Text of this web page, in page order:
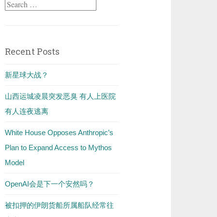
Search
Recent Posts
新星球大战？
山西运城凌晨突发恶臭 有人上医院
有人连夜逃离
White House Opposes Anthropic’s
Plan to Expand Access to Mythos
Model
OpenAI会是下一个安然吗？
被扣押的伊朗货船所属船队经常往